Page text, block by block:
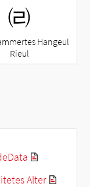
㈃
Hangeul
Rieul
Alter